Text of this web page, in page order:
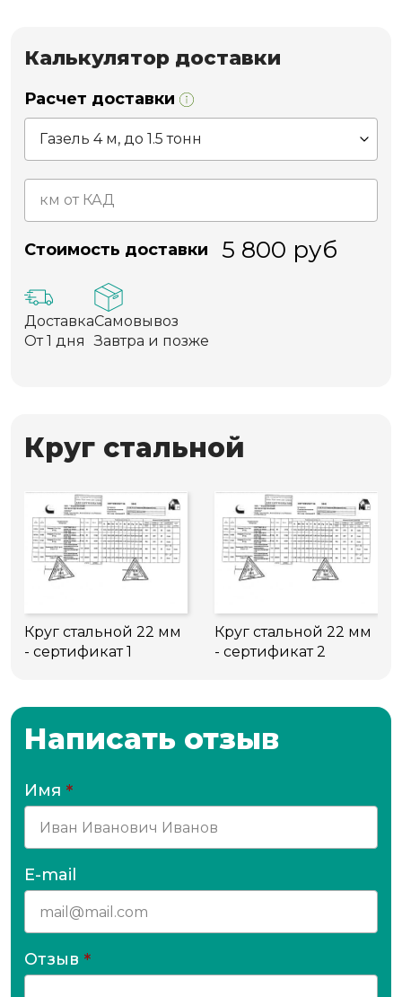
Калькулятор доставки
Расчет доставки
Стоимость доставки 5 800 руб
Доставка
От 1 дня
Самовывоз
Завтра и позже
Круг стальной
Круг стальной 22 мм
- сертификат 1
Круг стальной 22 мм
- сертификат 2
Написать отзыв
Имя *
E-mail
Отзыв *